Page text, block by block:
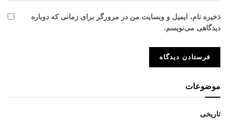
ذخیره نام، ایمیل و وبسایت من در مرورگر برای زمانی که دوباره
دیدگاهی می‌نویسم.
موضوعات
تاریخی